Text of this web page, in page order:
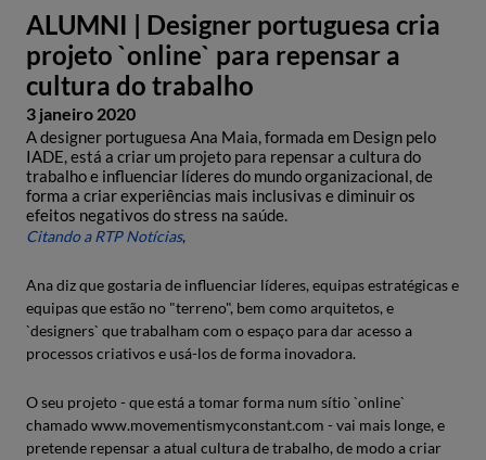
ALUMNI | Designer portuguesa cria
projeto `online` para repensar a
cultura do trabalho
3 janeiro 2020
A designer portuguesa Ana Maia, formada em Design pelo
IADE, está a criar um projeto para repensar a cultura do
trabalho e influenciar líderes do mundo organizacional, de
forma a criar experiências mais inclusivas e diminuir os
efeitos negativos do stress na saúde.
Citando a RTP Notícias,
Ana diz que gostaria de influenciar líderes, equipas estratégicas e
equipas que estão no "terreno", bem como arquitetos, e
`designers` que trabalham com o espaço para dar acesso a
processos criativos e usá-los de forma inovadora.
O seu projeto - que está a tomar forma num sítio `online`
chamado www.movementismyconstant.com - vai mais longe, e
pretende repensar a atual cultura de trabalho, de modo a criar